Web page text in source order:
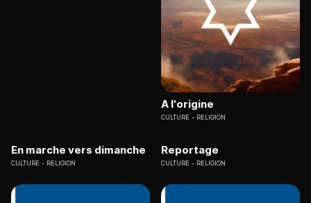
A l'origine
CULTURE RELIGION
En marche vers dimanche
CULTURE RELIGION
Reportage
CULTURE RELIGION